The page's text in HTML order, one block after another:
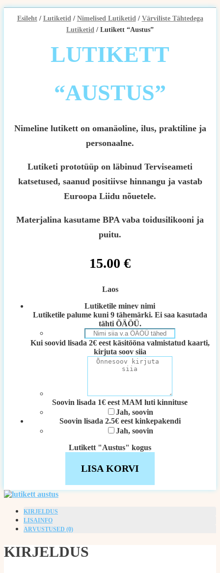
Esileht/ Lutiketid/ Nimelised Lutiketid/ Värviliste Tähtedega
Lutiketid / Lutikett “Austus”
LUTIKETT
“AUSTUS”
Nimeline lutikett on omanäoline, ilus, praktiline ja
personaalne.
Lutiketi prototüüp on läbinud Terviseameti
katsetused, saanud positiivse hinnangu ja vastab
Euroopa Liidu nõuetele.
Materjalina kasutame BPA vaba toidusilikooni ja
puitu.
15.00 €
Laos
Lutiketile minev nimi
Lutiketile palume kuni 9 tähemärki. Ei saa kasutada
tähti ÕÄÖÜ.
Kui soovid lisada 2€ eest käsitööna valmistatud kaarti,
kirjuta soov siia
Soovin lisada 1€ eest MAM luti kinnituse
Jah, soovin
Soovin lisada 2.5€ eest kinkepakendi
Jah, soovin
Lutikett "Austus" kogus
LISA KORVI
KIRJELDUS
LISAINFO
ARVUSTUSED (0)
KIRJELDUS